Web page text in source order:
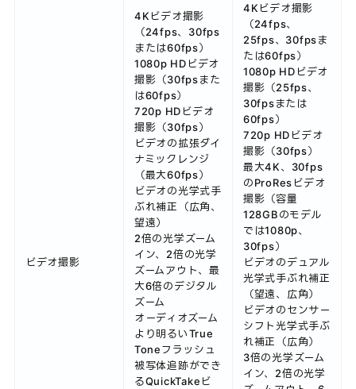
ビデオ撮影
4Kビデオ撮影
（24fps、30fps
または60fps）
1080p HDビデオ
撮影（30fpsまた
は60fps）
720p HDビデオ
撮影（30fps）
ビデオの拡張ダイ
ナミックレンジ
（最大60fps）
ビデオの光学式手
ぶれ補正（広角、
望遠）
2倍の光学ズーム
イン、2倍の光学
ズームアウト、最
大6倍のデジタル
ズーム
オーディオズーム
より明るいTrue
Toneフラッシュ
被写体追跡ができ
るQuickTakeビ
4Kビデオ撮影
（24fps、
25fps、30fpsま
たは60fps）
1080p HDビデオ
撮影（25fps、
30fpsまたは
60fps）
720p HDビデオ
撮影（30fps）
最大4K、30fps
のProResビデオ
撮影（容量
128GBのモデル
では1080p、
30fps）
ビデオのデュアル
光学式手ぶれ補正
（望遠、広角）
ビデオのセンサー
シフト光学式手ぶ
れ補正（広角）
3倍の光学ズーム
イン、2倍の光学